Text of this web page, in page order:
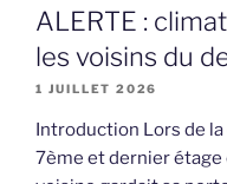
ALERTE :
les voisins du
1 JUILLET 2026
Introduction Lors de
7ème et dernier étage